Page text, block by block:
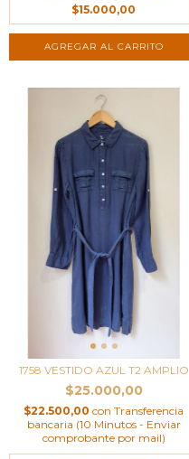
$15.000,00
1758 VESTIDO AZUL T2 AMPLIO
$25.000,00
$22.500,00 con Transferencia
bancaria (10 Minutos - Enviar
comprobante por mail)